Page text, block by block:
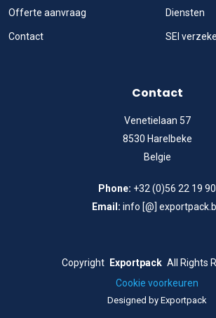
Offerte aanvraag
Contact
Diensten
SEI
Contact
Venetielaan 57
8530 Harelbeke
Belgie
Phone: +32 (0)56 22 19 90
Email: info [@]
Copyright Exportpack All Rights
Cookie voorkeuren
Designed by Exportpack